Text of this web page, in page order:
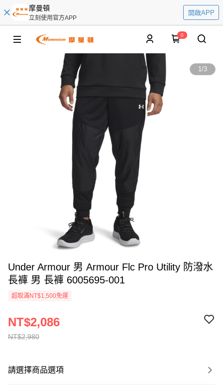
摩曼頓
立刻使用官方APP
開啟APP
0
1/3
Under Armour 男 Armour Flc Pro Utility 防潑水
長褲 男 長褲 6005695-001
超取滿NT$1,500免運
NT$2,980
NT$2,086
請選擇商品選項